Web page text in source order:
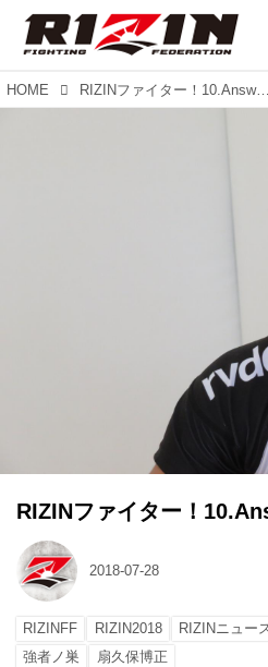
HOME RIZINファイター！10.Answer！！
RIZINファイター！
2018-07-28
RIZINFF RIZIN2018 RIZINニュー
強者ノ巣
扇久保博正